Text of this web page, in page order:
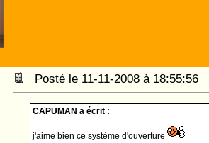
Posté le 11-11-2008 à 18:55:56
CAPUMAN a écrit :
j'aime bien ce système d'ouverture